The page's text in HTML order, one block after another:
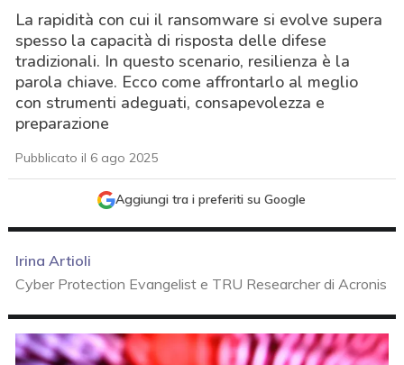
La rapidità con cui il ransomware si evolve supera
spesso la capacità di risposta delle difese
tradizionali. In questo scenario, resilienza è la
parola chiave. Ecco come affrontarlo al meglio
con strumenti adeguati, consapevolezza e
preparazione
Pubblicato il 6 ago 2025
Aggiungi tra i preferiti su Google
Irina Artioli
Cyber Protection Evangelist e TRU Researcher di Acronis